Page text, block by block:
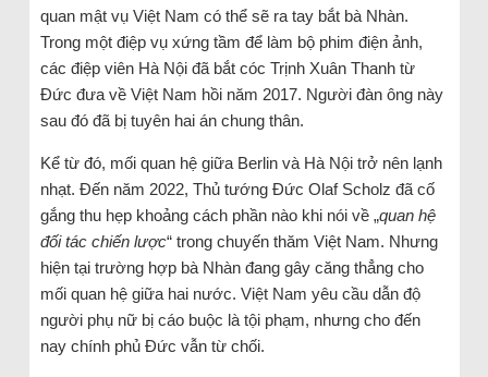
quan mật vụ Việt Nam có thể sẽ ra tay bắt bà Nhàn.
Trong một điệp vụ xứng tầm để làm bộ phim điện ảnh,
các điệp viên Hà Nội đã bắt cóc Trịnh Xuân Thanh từ
Đức đưa về Việt Nam hồi năm 2017. Người đàn ông này
sau đó đã bị tuyên hai án chung thân.
Kể từ đó, mối quan hệ giữa Berlin và Hà Nội trở nên lạnh
nhạt. Đến năm 2022, Thủ tướng Đức Olaf Scholz đã cố
gắng thu hẹp khoảng cách phần nào khi nói về „quan hệ
đối tác chiến lược“ trong chuyến thăm Việt Nam. Nhưng
hiện tại trường hợp bà Nhàn đang gây căng thẳng cho
mối quan hệ giữa hai nước. Việt Nam yêu cầu dẫn độ
người phụ nữ bị cáo buộc là tội phạm, nhưng cho đến
nay chính phủ Đức vẫn từ chối.